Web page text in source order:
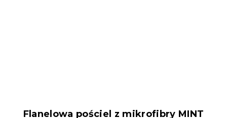
Flanelowa pościel z mikrofibry MINT